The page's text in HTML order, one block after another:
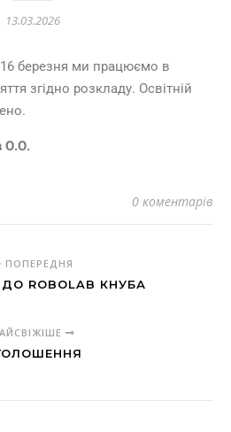
13.03.2026
березня ми працюємо в
згідно розкладу. Освітній
О.О.
0 коментарів
ПОПЕРЕДНЯ
ROBOLAB КНУБА